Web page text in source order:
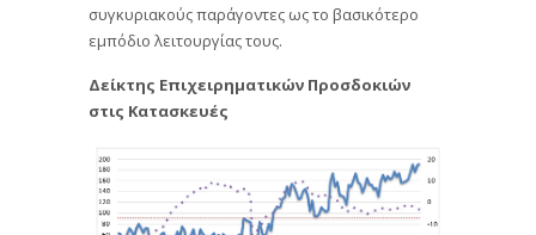
συγκυριακούς παράγοντες ως το βασικότερο
εμπόδιο λειτουργίας τους.
Δείκτης Επιχειρηματικών Προσδοκιών
στις Κατασκευές